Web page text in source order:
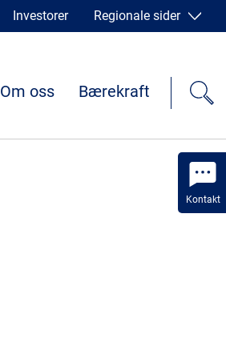
Kontakt
Investorer Regionale sider
Om oss Bærekraft